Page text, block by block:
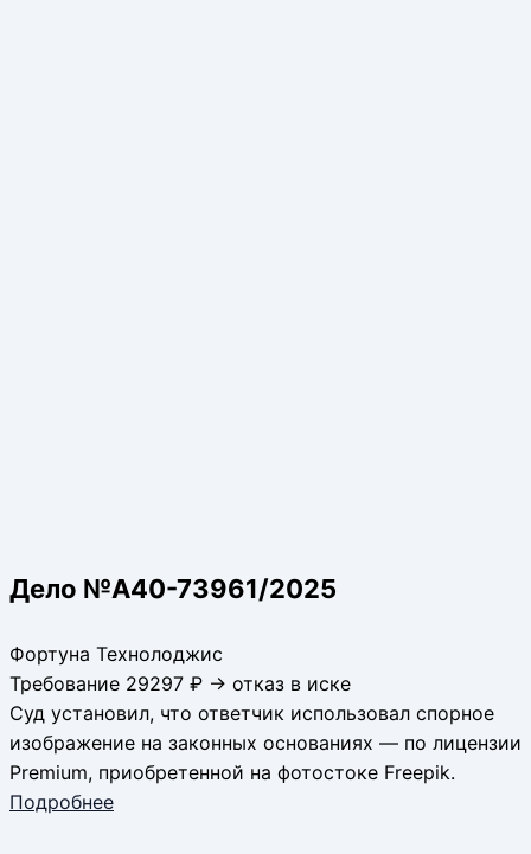
Дело №А40-73961/2025
Фортуна Технолоджис
Требование 29297 ₽ → отказ в иске
Суд установил, что ответчик использовал спорное
изображение на законных основаниях — по лицензии
Premium, приобретенной на фотостоке Freepik.
Подробнее